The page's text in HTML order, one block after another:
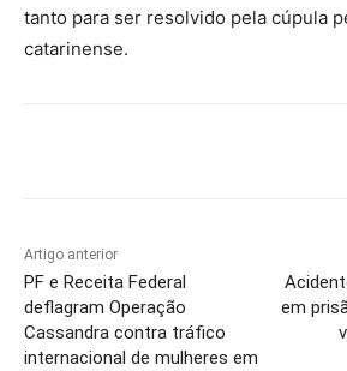
tanto para ser resolvido pela cúpula
catarinense.
Artigo anterior
PF e Receita Federal
deflagram Operação
Cassandra contra tráfico
internacional de mulheres em
em